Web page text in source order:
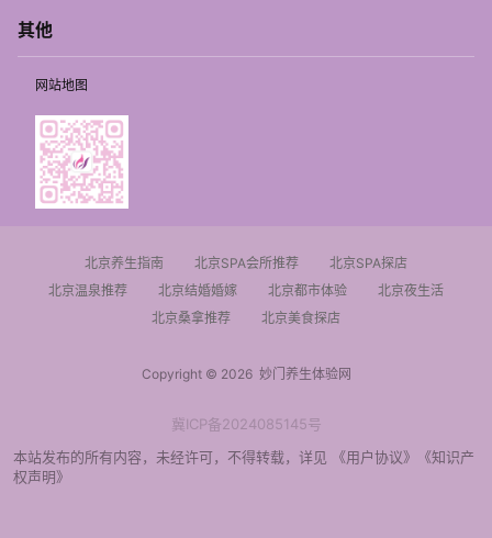
其他
网站地图
北京养生指南 北京SPA会所推荐
北京SPA探店
北京温泉推荐
北京结婚婚嫁 北京都市体验
北京夜生活
北京桑拿推荐
北京美食探店
Copyright © 2026妙门养生体验网
冀ICP备2024085145号
本站发布的所有内容，未经许可，不得转载，详见
《用户协议》
《知识产
权声明》